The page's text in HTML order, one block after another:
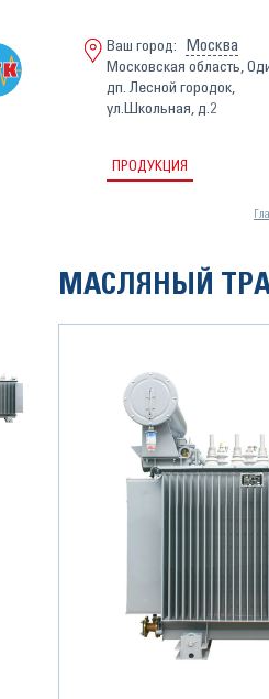
Ваш город: Москва
Московская область,
дп. Лесной городок,
ул.Школьная, д.2
ПРОДУКЦИЯ
МАСЛЯНЫЙ